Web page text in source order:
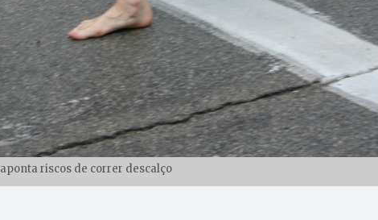
riscos de correr descalço